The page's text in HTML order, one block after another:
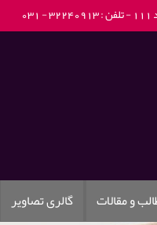
تلفن : 32240913 - 031
و مقالات گالری تصاویر